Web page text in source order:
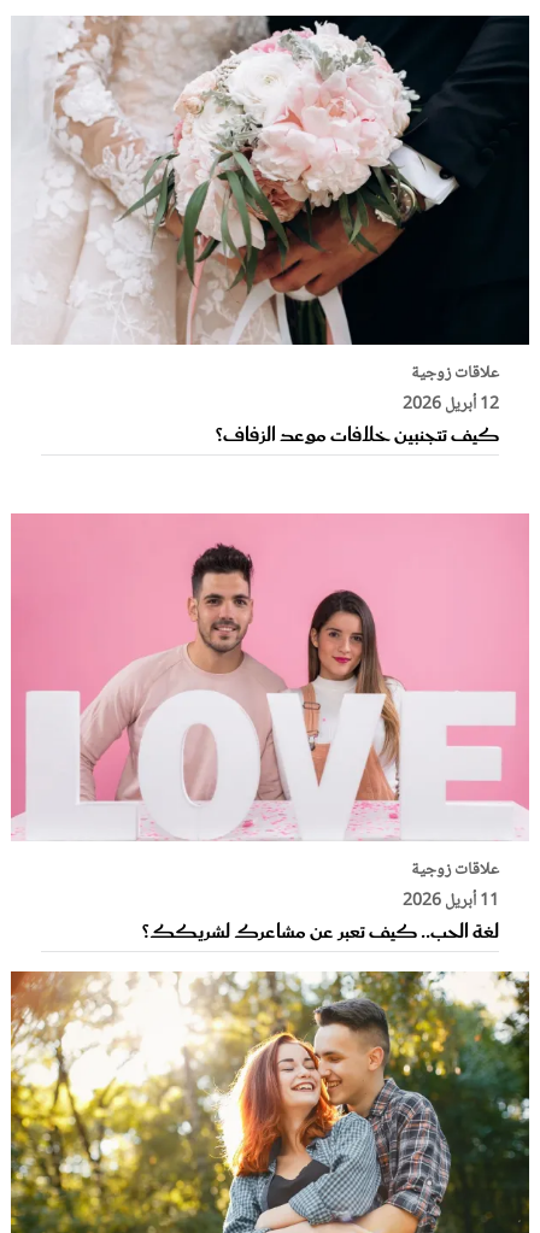
علاقات زوجية
12 أبريل 2026
كيف تتجنبين خلافات موعد الزفاف؟
علاقات زوجية
11 أبريل 2026
لغة الحب.. كيف تعبر عن مشاعرك لشريكك؟